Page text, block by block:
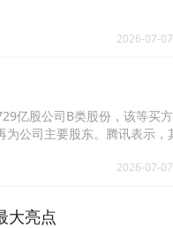
2026-07-
亿股公司B类股份，该等买
公司主要股东。腾讯表示，
回计划，以合共83.5亿港元
2026-07-
大亮点